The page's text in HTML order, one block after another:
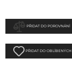
PŘIDAT DO POROVNÁNÍ
PŘIDAT DO OBLÍBENÝCH